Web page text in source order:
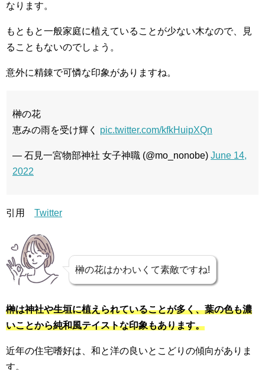
なります。
もともと一般家庭に植えていることが少ない木なので、見
ることもないのでしょう。
意外に精錬で可憐な印象がありますね。
⁡榊の花
⁡⁡恵みの雨を受け輝く⁡⁡ pic.twitter.com/kfkHuipXQn
— 石見一宮物部神社 女子神職 (@mo_nonobe) June 14,
2022
引用 Twitter
榊の花はかわいくて素敵ですね!
榊は神社や生垣に植えられていることが多く、葉の色も濃
いことから純和風テイストな印象もあります。
近年の住宅嗜好は、和と洋の良いとこどりの傾向がありま
す。